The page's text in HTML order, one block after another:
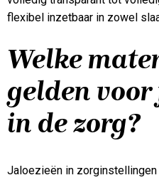
flexibel inzetbaar in zowel
Welke
gelden
in de zorg?
Jaloezieën in